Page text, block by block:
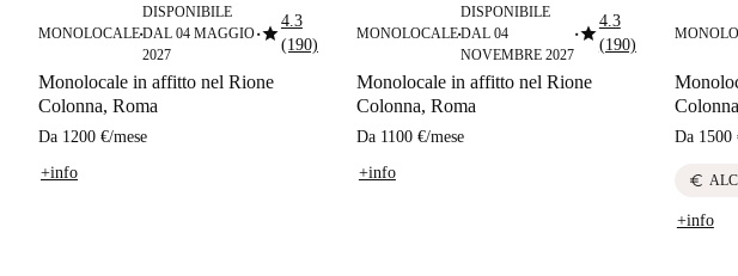
MONOLOCALE■
DISPONIBILE
DAL 04 MAGGIO
2027
■star4.3
(190)
Monolocale in affitto nel Rione
Colonna, Roma
Da 1200 €/mese
+info
MONOLOCALE■
DISPONIBILE
DAL 04
NOVEMBRE 2027
■star4.3
(190)
Monolocale in affitto nel Rione
Colonna, Roma
Da 1100 €/mese
+info
Da 1500
euro
+info